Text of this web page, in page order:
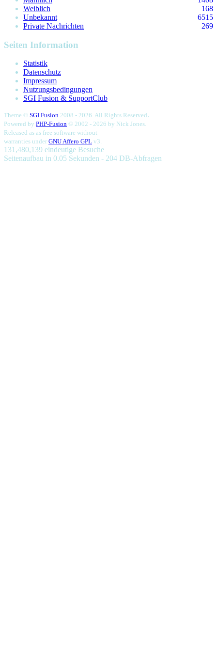
Weiblich
168
Unbekannt
6515
Private Nachrichten
269
Seiten Information
Statistik
Datenschutz
Impressum
Nutzungsbedingungen
SGI Fusion & SupportClub
Theme © SGI Fusion 2008 - 2026. All Rights Reserved.
Powered by PHP-Fusion © 2002 - 2026 by Nick Jones.
Released as as free software without
warranties under GNU Affero GPL v3.
131,480,139 eindeutige Besuche
Seitenaufbau in 0.05 Sekunden - 204 DB-Abfragen